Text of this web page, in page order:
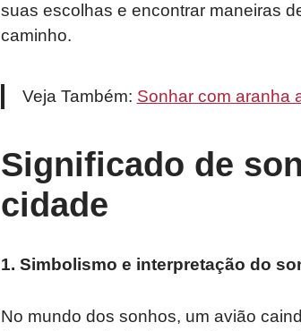
suas escolhas e encontrar maneiras
caminho.
Veja Também: Sonhar com aranha
Significado de
cidade
1. Simbolismo e interpretação do
No mundo dos sonhos, um avião